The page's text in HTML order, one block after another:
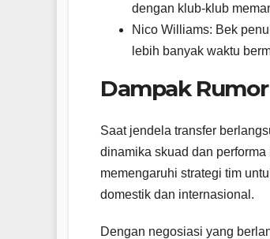
dengan klub-klub
Nico Williams: Bek
lebih banyak waktu
Dampak
Saat jendela transfer
dinamika skuad dan
memengaruhi strategi tim
domestik dan internasional.
Dengan negosiasi yang